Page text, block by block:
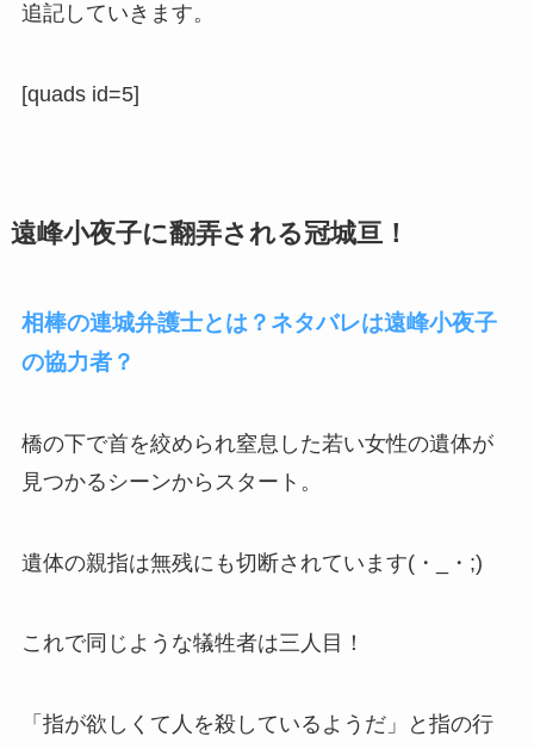
追記していきます。
[quads id=5]
遠峰小夜子に翻弄される冠城亘！
相棒の連城弁護士とは？ネタバレは遠峰小夜子
の協力者？
橋の下で首を絞められ窒息した若い女性の遺体が
見つかるシーンからスタート。
遺体の親指は無残にも切断されています(・_・;)
これで同じような犠牲者は三人目！
「指が欲しくて人を殺しているようだ」と指の行